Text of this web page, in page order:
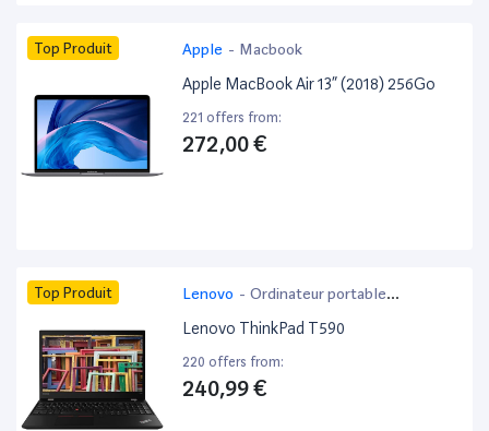
Top Produit Apple - Macbook
Apple MacBook Air 13” (2018) 256Go
221 offers from:
272,00 €
Top Produit Lenovo - Ordinateur portable
bureautique
Lenovo ThinkPad T590
220 offers from:
240,99 €